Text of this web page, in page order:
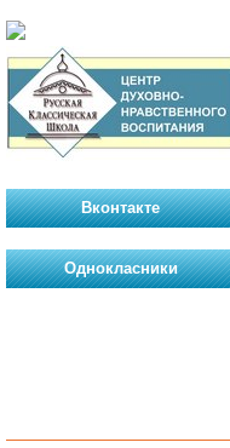
Вконтакте
Однокласники